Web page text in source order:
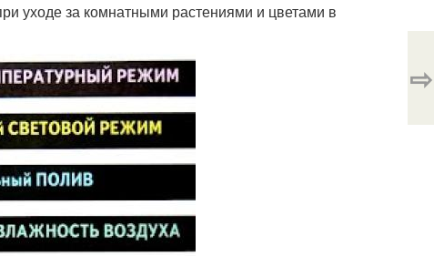
уходе за комнатными растениями и цветами в
⇨